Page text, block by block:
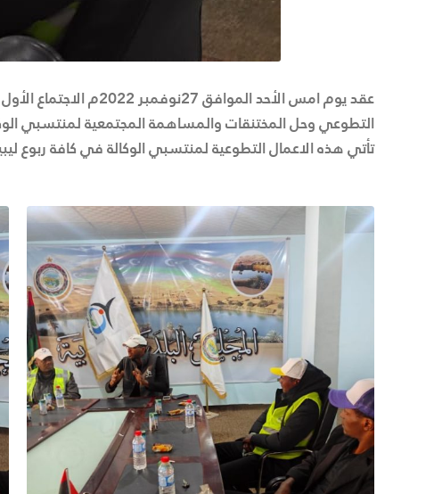
عقد يوم امس الأحد
التطوعي وحل المختنقات والمساهمة المجتمعية لمنتسبي
تأتي هذه الاعمال التطوعية لمنتسبي الوكالة في كافة ربوع